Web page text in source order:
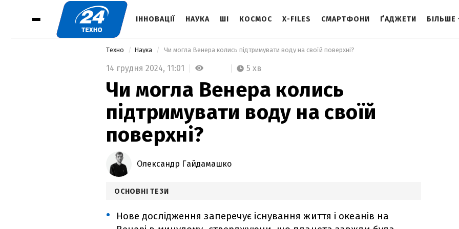
ІННОВАЦІЇ НАУКА ШІ КОСМОС X-FILES СМАРТФОНИ ҐАДЖЕТИ БІЛЬШЕ
Техно Наука Чи могла Венера колись підтримувати воду на своїй поверхні?
14 грудня 2024, 11:01 5 хв
Чи могла Венера колись
підтримувати воду на своїй
поверхні?
Олександр Гайдамашко
ОСНОВНІ ТЕЗИ
Нове дослідження заперечує існування життя і океанів на